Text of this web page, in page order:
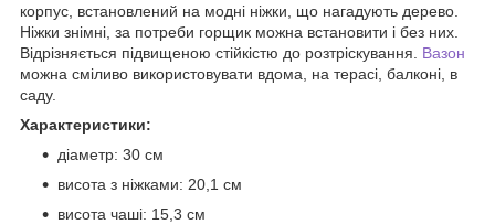
корпус, встановлений на модні ніжки, що нагадують дерево.
Ніжки знімні, за потреби горщик можна встановити і без них.
Відрізняється підвищеною стійкістю до розтріскування. Вазон
можна сміливо використовувати вдома, на терасі, балконі, в
саду.
Характеристики:
діаметр: 30 см
висота з ніжками: 20,1 см
висота чаші: 15,3 см